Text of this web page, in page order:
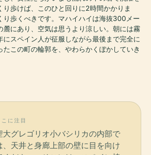
り歩けば、このひと回りに2時間かかりま
り歩くべきです。マハイハイは海抜300メー
麓にあり、空気は思うより涼しい。朝には霧
にスペイン人が征服しながら最後まで完全に
たこの町の輪郭を、やわらかくぼかしていき
こに注目
大グレゴリオ小バシリカの内部で
、天井と身廊上部の壁に目を向け